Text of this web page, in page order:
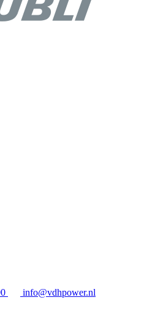
info@vdhpower.nl